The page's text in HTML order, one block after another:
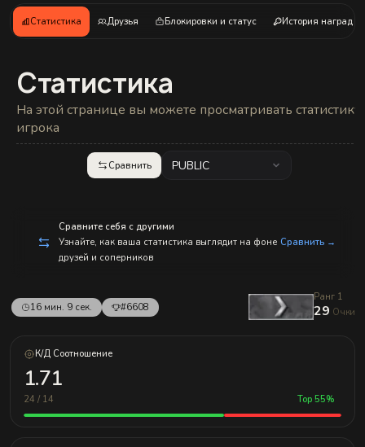
Статистика Друзья Блокировки и статус История наград
Статистика
На этой странице вы можете просматривать статистику
игрока
Сравнить PUBLIC
Сравните себя с другими
Узнайте, как ваша статистика выглядит на фоне
друзей и соперников
Сравнить →
16 мин. 9 сек. #6608
Ранг 1
29 Очки
К/Д Соотношение
1.71
24 / 14 Top 55%
с
п
р
а
е
н
е
м!